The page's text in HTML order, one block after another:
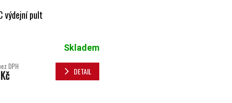
výdejní pult
Skladem
DPH DETAIL